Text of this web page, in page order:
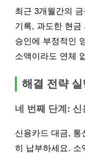
최근 3개월간의
기록, 과도한 현금
승인에 부정적인
소액이라도 연체
해결 전략 실
네 번째 단계:
신용카드 대금, 통
히 납부하세요. 소